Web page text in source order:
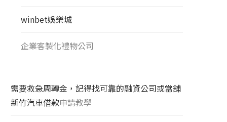
winbet娛樂城
企業客製化禮物公司
需要救急周轉金，記得找可靠的融資公司或當舖
新竹汽車借款申請教學